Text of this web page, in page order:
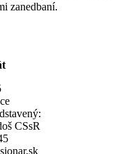
zanedbaní.
CSsR